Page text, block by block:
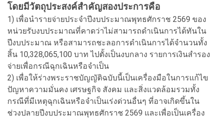
โดยมีวัตถุประสงค์สำคัญสองประการคือ
1) เพื่อนำรายจ่ายประจำปีงบประมาณพุทธศักราช 2569 ของ
หน่วยรับงบประมาณที่คาดว่าไม่สามารถดำเนินการได้ทันใน
ปีงบประมาณ หรือสามารถชะลอการดำเนินการได้จำนวนทั้ง
สิ้น 10,328,065,100 บาท ไปตั้งเป็นงบกลาง รายการเงินสำรอง
จ่ายเพื่อกรณีฉุกเฉินหรือจำเป็น
2) เพื่อให้ร่างพระราชบัญญัติฉบับนี้เป็นเครื่องมือในการแก้ไข
ปัญหาความมั่นคง เศรษฐกิจ สังคม และสิ่งแวดล้อมรวมทั้ง
กรณีที่มีเหตุฉุกเฉินหรือจำเป็นเร่งด่วนอื่นๆ ที่อาจเกิดขึ้นใน
ช่วงปลายปีงบประมาณพุทธศักราช 2569 และเพื่อเป็นเครื่อง